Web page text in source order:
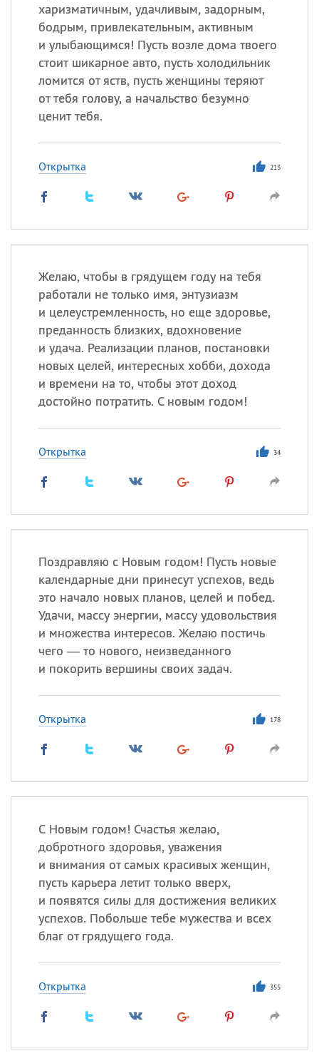
харизматичным, удачливым, задорным,
бодрым, привлекательным, активным
и улыбающимся! Пусть возле дома твоего
стоит шикарное авто, пусть холодильник
ломится от яств, пусть женщины теряют
от тебя голову, а начальство безумно
ценит тебя.
Открытка 213
Желаю, чтобы в грядущем году на тебя
работали не только имя, энтузиазм
и целеустремленность, но еще здоровье,
преданность близких, вдохновение
и удача. Реализации планов, постановки
новых целей, интересных хобби, дохода
и времени на то, чтобы этот доход
достойно потратить. С новым годом!
Открытка 34
Поздравляю с Новым годом! Пусть новые
календарные дни принесут успехов, ведь
это начало новых планов, целей и побед.
Удачи, массу энергии, массу удовольствия
и множества интересов. Желаю постичь
чего — то нового, неизведанного
и покорить вершины своих задач.
Открытка 178
C Новым годом! Счастья желаю,
добротного здоровья, уважения
и внимания от самых красивых женщин,
пусть карьера летит только вверх,
и появятся силы для достижения великих
успехов. Побольше тебе мужества и всех
благ от грядущего года.
Открытка 355